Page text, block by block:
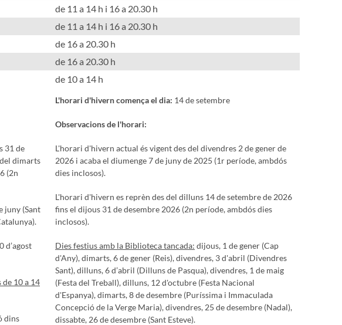
de 11 a 14 h i 16 a 20.30 h
de 11 a 14 h i 16 a 20.30 h
de 16 a 20.30 h
de 16 a 20.30 h
de 10 a 14 h
31 de
dimarts
(2n
juny (Sant
d’agost
10 a 14
dins
L'horari d'hivern comença el dia: 14 de setembre
Observacions de l'horari:
L'horari d'hivern actual és vigent des del divendres 2 de gener de
2026 i acaba el diumenge 7 de juny de 2025 (1r període, ambdós
dies inclosos).
L'horari d'hivern es reprèn des del dilluns 14 de setembre de 2026
fins el dijous 31 de desembre 2026 (2n període, ambdós dies
inclosos).
Dies festius amb la Biblioteca tancada: dijous, 1 de gener (Cap
d'Any), dimarts, 6 de gener (Reis), divendres, 3 d'abril (Divendres
Sant), dilluns, 6 d’abril (Dilluns de Pasqua), divendres, 1 de maig
(Festa del Treball), dilluns, 12 d'octubre (Festa Nacional
d'Espanya), dimarts, 8 de desembre (Puríssima i Immaculada
Concepció de la Verge Maria), divendres, 25 de desembre (Nadal),
dissabte, 26 de desembre (Sant Esteve).